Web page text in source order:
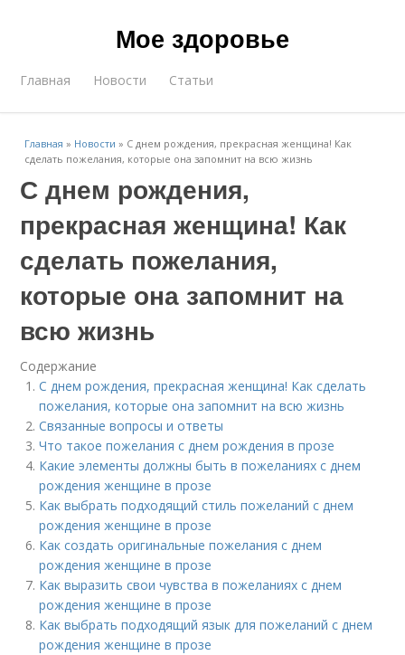
Мое здоровье
Главная Новости Статьи
Главная » Новости » С днем рождения, прекрасная женщина! Как
сделать пожелания, которые она запомнит на всю жизнь
С днем рождения,
прекрасная женщина! Как
сделать пожелания,
которые она запомнит на
всю жизнь
Содержание
С днем рождения, прекрасная женщина! Как сделать
пожелания, которые она запомнит на всю жизнь
Связанные вопросы и ответы
Что такое пожелания с днем рождения в прозе
Какие элементы должны быть в пожеланиях с днем
рождения женщине в прозе
Как выбрать подходящий стиль пожеланий с днем
рождения женщине в прозе
Как создать оригинальные пожелания с днем
рождения женщине в прозе
Как выразить свои чувства в пожеланиях с днем
рождения женщине в прозе
Как выбрать подходящий язык для пожеланий с днем
рождения женщине в прозе